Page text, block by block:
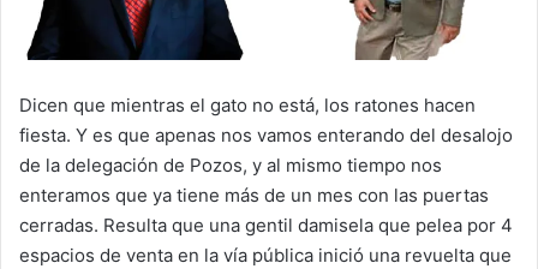
Dicen que mientras el gato no está, los ratones hacen
fiesta. Y es que apenas nos vamos enterando del desalojo
de la delegación de Pozos, y al mismo tiempo nos
enteramos que ya tiene más de un mes con las puertas
cerradas. Resulta que una gentil damisela que pelea por 4
espacios de venta en la vía pública inició una revuelta que